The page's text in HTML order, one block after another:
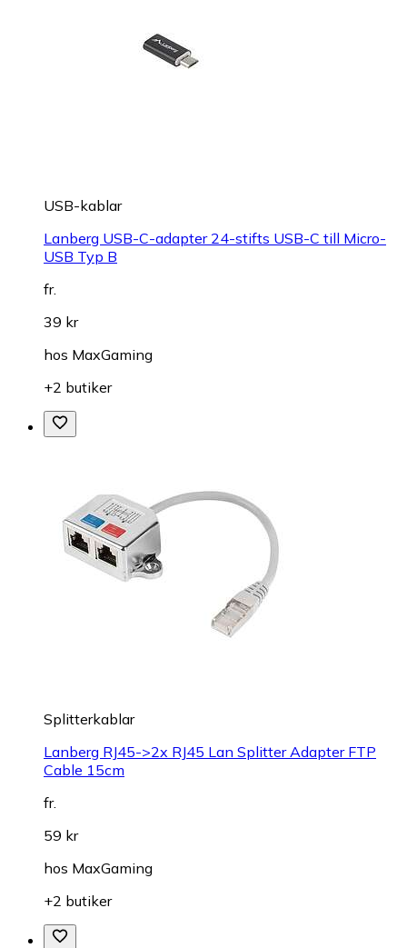
USB-kablar
Lanberg USB-C-adapter 24-stifts USB-C till Micro-
USB Typ B
fr.
39 kr
hos MaxGaming
+2 butiker
Splitterkablar
Lanberg RJ45->2x RJ45 Lan Splitter Adapter FTP
Cable 15cm
fr.
59 kr
hos MaxGaming
+2 butiker